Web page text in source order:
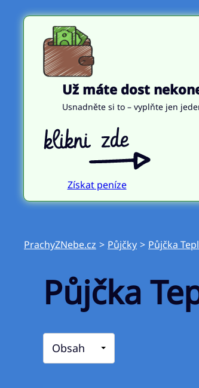
Už máte dost
Usnadněte si to – vyplňte jen
Získat peníze
PrachyZNebe.cz > Půjčky > Půjčka
Půjčka
Obsah